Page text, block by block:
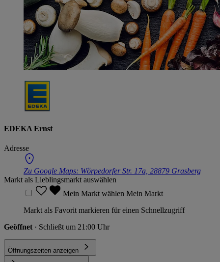
EDEKA Ernst
Adresse
Zu Google Maps: Wörpedorfer Str. 17a, 28879 Grasberg
Markt als Lieblingsmarkt auswählen
Mein Markt wählen Mein Markt
Markt als Favorit markieren für einen Schnellzugriff
Geöffnet · Schließt um 21:00 Uhr
Öffnungszeiten anzeigen